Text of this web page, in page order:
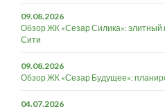
09.08.2026
Обзор ЖК «Сезар Силика»: элитный
Сити
09.08.2026
Обзор ЖК «Сезар Будущее»:
04.07.2026